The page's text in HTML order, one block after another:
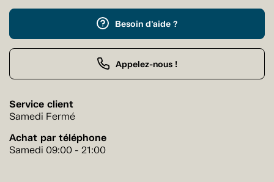
Besoin d'aide ?
Appelez-nous !
Service client
Samedi Fermé
Achat par téléphone
Samedi 09:00 - 21:00